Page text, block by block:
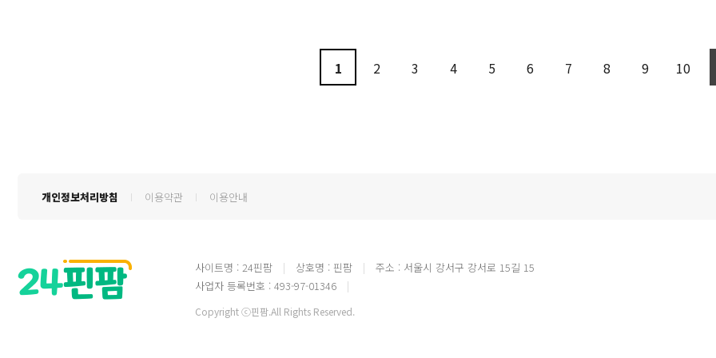
1 2 3 4 5 6 7 8 9 10
개인정보처리방침 이용약관 이용안내
사이트명 : 24핀팜 상호명 : 핀팜
주소 : 서울시 강서구 강서로 15길 15
사업자 등록번호 : 493-97-01346
Copyright ⓒ핀팜.All Rights Reserved.